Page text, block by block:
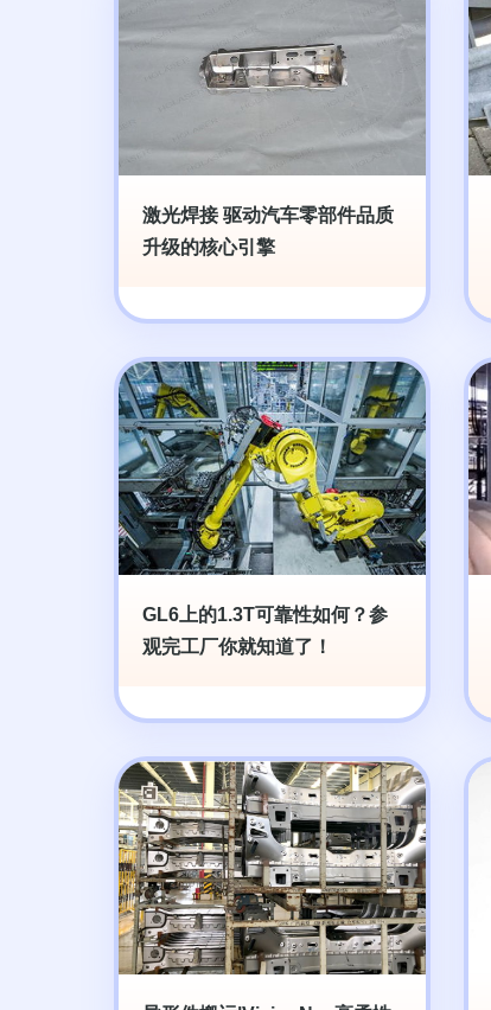
激光焊接 驱动汽车零部件品质
升级的核心引擎
GL6上的1.3T可靠性如何？参
观完工厂你就知道了！